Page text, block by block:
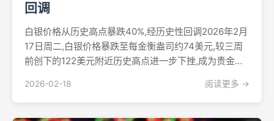
回调
白银价格从历史高点暴跌40%,经历史性回调2026年2月
17日周二,白银价格暴跌至每金衡盎司约74美元,较三周
前创下的122美元附近历史高点进一步下挫,成为贵金属
场价值蒸发数十亿美元,同时考验着投资者对该商品非凡
涨势的信心。据《财富》杂志报道,截至周...
2026-02-18 阅读更多 →